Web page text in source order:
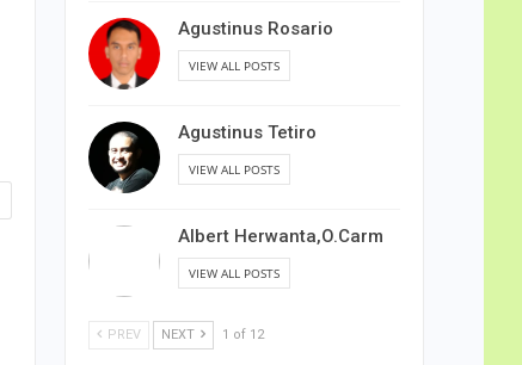
Agustinus Rosario
VIEW ALL POSTS
Agustinus Tetiro
VIEW ALL POSTS
Albert Herwanta,O.Carm
VIEW ALL POSTS
PREV NEXT 1 of 12